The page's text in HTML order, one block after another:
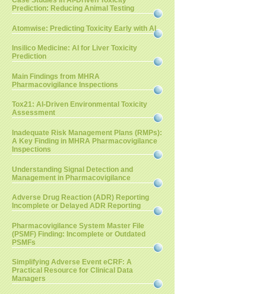
Prediction: Reducing Animal Testing
Atomwise: Predicting Toxicity Early with AI
Insilico Medicine: AI for Liver Toxicity
Prediction
Main Findings from MHRA
Pharmacovigilance Inspections
Tox21: AI-Driven Environmental Toxicity
Assessment
Inadequate Risk Management Plans (RMPs):
A Key Finding in MHRA Pharmacovigilance
Inspections
Understanding Signal Detection and
Management in Pharmacovigilance
Adverse Drug Reaction (ADR) Reporting
Incomplete or Delayed ADR Reporting
Pharmacovigilance System Master File
(PSMF) Finding: Incomplete or Outdated
PSMFs
Simplifying Adverse Event eCRF: A
Practical Resource for Clinical Data
Managers